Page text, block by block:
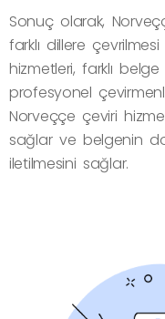
Sonuç olarak,
farklı dillere
hizmetleri, farklı
profesyonel
Norveççe çeviri
sağlar ve belgenin
iletilmesini sağlar.